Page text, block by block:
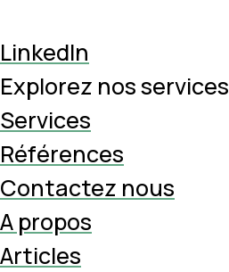
LinkedIn
Explorez nos services
Services
Références
Contactez nous
A propos
Articles